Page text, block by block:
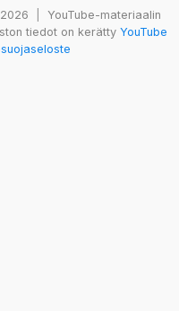
YouTube-materiaalin
tiedot on kerätty YouTube